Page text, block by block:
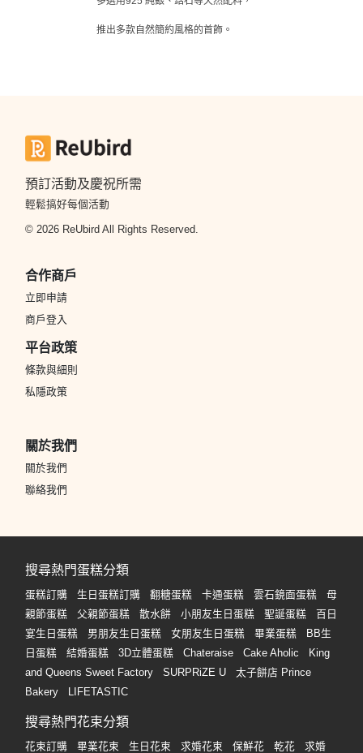
推出多款自然簡約風格的首飾。
預訂活動及慶祝所需
輕鬆搞好每個活動
© 2026 ReUbird All Rights Reserved.
合作商戶
立即申請
商戶登入
平台政策
條款與細則
私隱政策
關於我們
關於我們
聯絡我們
搜尋熱門蛋糕分類
蛋糕訂購 生日蛋糕訂購 翻糖蛋糕 卡通蛋糕 雲石鏡面蛋糕
母
親節蛋糕
父親節蛋糕 散水餅 小朋友生日蛋糕 聖誕蛋糕
百日
宴生日蛋糕
男朋友生日蛋糕 女朋友生日蛋糕 畢業蛋糕
BB生
日蛋糕
結婚蛋糕 3D立體蛋糕 Chateraise Cake Aholic
King
and Queens Sweet Factory
SURPRiZE U
太子餅店 Prince
Bakery
LIFETASTIC
搜尋熱門花束分類
花束訂購 畢業花束 生日花束 求婚花束 保鮮花 乾花
求婚